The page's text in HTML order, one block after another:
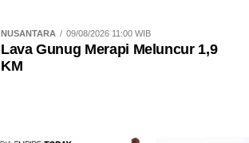
NUSANTARA 09/08/2026 11:00 WIB
Lava Gunug Merapi Meluncur 1,9
KM